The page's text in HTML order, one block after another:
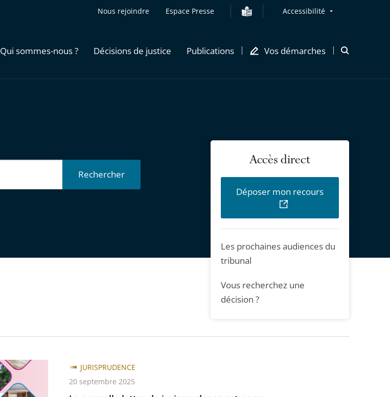
Nous rejoindre Espace Presse Accessibilité
Qui sommes-nous ? Décisions de justice Publications Vos démarches
Ouvrir
Rechercher
Accès direct
Déposer mon recours
Les prochaines audiences du
tribunal
Vous recherchez une
décision ?
JURISPRUDENCE
20 septembre 2025